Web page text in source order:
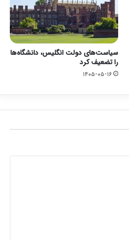
سیاست‌های دولت انگلیس، دانشگاه‌ها
را تضعیف کرد
۱۴۰۵-۰۵-۱۶